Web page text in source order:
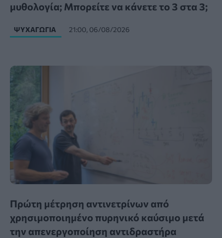
μυθολογία; Μπορείτε να κάνετε το 3 στα 3;
ΨΥΧΑΓΩΓΊΑ 21:00, 06/08/2026
Πρώτη μέτρηση αντινετρίνων από
χρησιμοποιημένο πυρηνικό καύσιμο μετά
την απενεργοποίηση αντιδραστήρα